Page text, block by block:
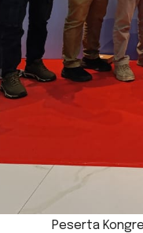
Peserta